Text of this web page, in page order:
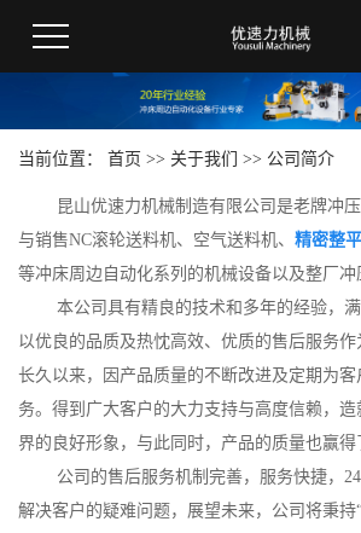
当前位置： 首页 >> 关于我们 >> 公司简介
昆山优速力机械制造有限公司是老牌冲压
与销售NC滚轮送料机、空气送料机、 精密整
等冲床周边自动化系列的机械设备以及整厂
本公司具有精良的技术和多年的经验，满
以优良的品质及热忱高效、优质的售后服务作
长久以来，因产品质量的不断改进及定期为
务。得到广大客户的大力支持与高度信赖，
界的良好形象，与此同时，产品的质量也赢得
公司的售后服务机制完善，服务快捷，24
解决客户的疑难问题，展望未来，公司将秉持